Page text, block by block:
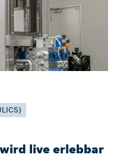
live erlebbar